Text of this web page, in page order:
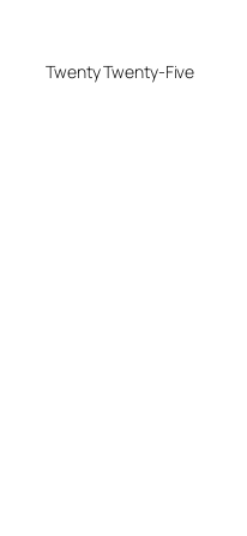
Twenty Twenty-Five